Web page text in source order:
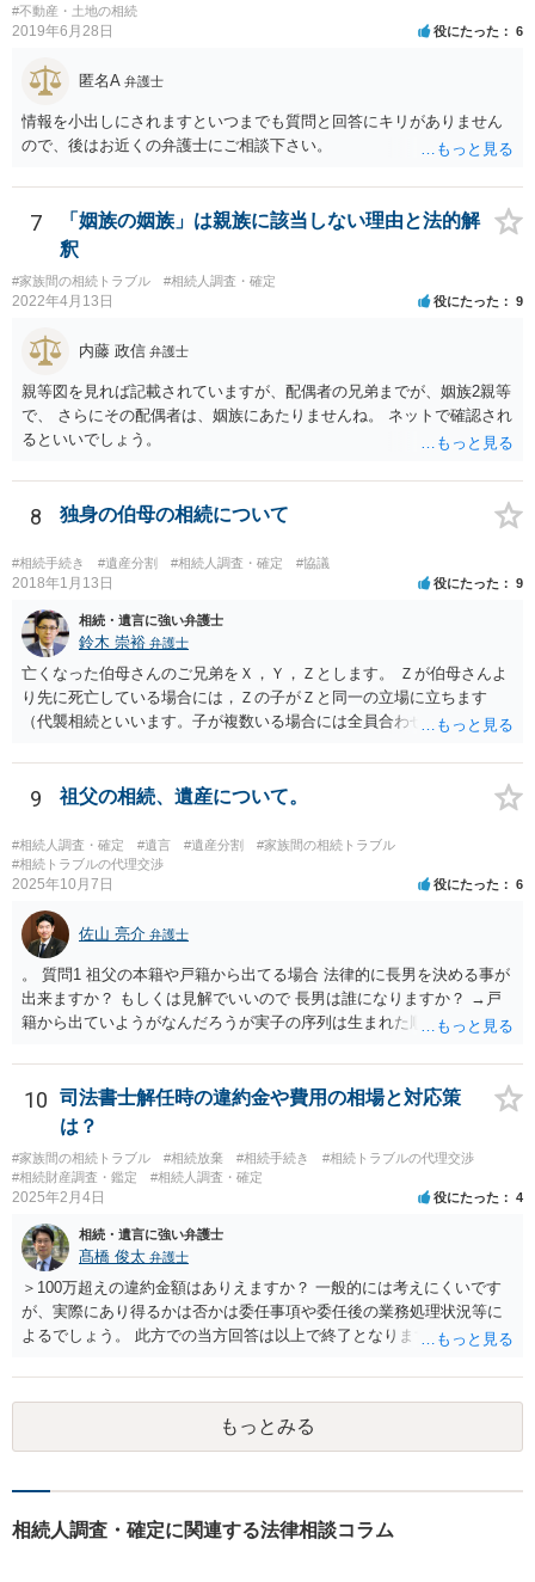
死亡し，二次相続が発生した」という前提に基づいて協議を進める必
要があります。 もちろん，Ｃの立場としては，ＡＢＣ間の遺産分割協
人は応じない姿勢を示していることから，実現は困難だと思います。
しどころ）としては，譲歩することを甘受しなければならないかもし
れません。
#不動産・土地の相続
2019年6月28日 役にたった 6
匿名A 弁護士
情報を小出しにされますといつまでも質問と回答にキリがありません
ので、後はお近くの弁護士にご相談下さい。
7
「姻族の姻族」は親族に該当しない理由と法的解
釈
#家族間の相続トラブル #相続人調査・確定
2022年4月13日 役にたった 9
内藤 政信 弁護士
親等図を見れば記載されていますが、配偶者の兄弟までが、姻族2親等
で、 さらにその配偶者は、姻族にあたりませんね。 ネットで確認され
るといいでしょう。
8 独身の伯母の相続について
#相続手続き #遺産分割 #相続人調査・確定 #協議
2018年1月13日 役にたった 9
相続・遺言に強い弁護士
鈴木 崇裕 弁護士
亡くなった伯母さんのご兄弟をＸ，Ｙ，Ｚとします。 Ｚが伯母さんよ
り先に死亡している場合には，Ｚの子がＺと同一の立場に立ちます
（代襲相続といいます。子が複数いる場合には全員合わせてＺと同一
つの相続分を有していますので， そのことを前提として，遺産分割協
議をすることになります（必ずしも３分の１ずつにしなくても，合意
ができれば構いません。）。 今後の対応としては， ①伯母さんの相続
財産（遺産）の全容を整理する（預貯金，有価証券，不動産等の有無
を調べることになります。） ②相続財産に照らし，相続税の申告の準
備をする（税理士の先生にご相談ください。） ③遺産分割協議をする
（ご本人同士で行っても構いませんし，弁護士に相談することもよろ
しいと思います。） ことになります。
9 祖父の相続、遺産について。
#相続人調査・確定 #遺言 #遺産分割
#家族間の相続トラブル
#相続トラブルの代理交渉
2025年10月7日 役にたった 6
佐山 亮介 弁護士
。 質問1 祖父の本籍や戸籍から出てる場合 法律的に長男を決める事が
出来ますか？ もしくは見解でいいので 長男は誰になりますか？ →戸
籍から出ていようがなんだろうが実子の序列は生まれた順ですから、
書が腹違いの長男に向けてある場合 書かれてる内容が最優先にされる
のですか？ →遺書というのが、法律上の遺言の形式を守っている限り
はそのとおりです。 質問3 父が腹違いの長男に法律的に優位になれそ
うな事はありますか？ →遺言が有効な場合、優位に立つことはできま
せんが、お祖父様が認知症であるなどの「遺言が作れないはずの事
情」があるならば①遺言無効確認の訴えを起こすのは一つの手です。
問4 相続トラブルの代理交渉は可能でしょうか。 →一般論としては可
能ですが、お伺いする内容ですとお祖父様が亡くなられた後に動くこ
とになるでしょう。
10
司法書士解任時の違約金や費用の相場と対応策
は？
#家族間の相続トラブル #相続放棄 #相続手続き
#相続トラブルの代理交渉
#相続財産調査・鑑定
#相続人調査・確定
2025年2月4日 役にたった 4
相続・遺言に強い弁護士
髙橋 俊太 弁護士
＞100万超えの違約金額はありえますか？ 一般的には考えにくいです
が、実際にあり得るかは否かは委任事項や委任後の業務処理状況等に
よるでしょう。 此方での当方回答は以上で終了となりますが、参考に
もっとみる
相続人調査・確定に関連する法律相談コラム